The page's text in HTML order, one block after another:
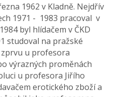
1962 v Kladně. Nejdřív
1971 - 1983 pracoval v
byl hlídačem v ČKD
studoval na pražské
u profesora
výrazných proměnách
u profesora Jiřího
erotického zboží a